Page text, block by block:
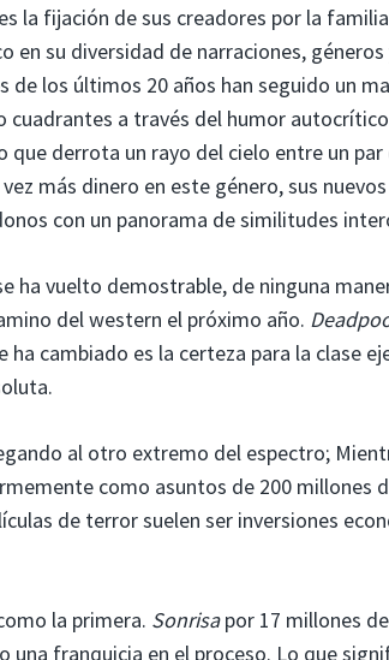
la fijación de sus creadores por la
en su diversidad de narraciones,
de los últimos 20 años han seguido un
cuadrantes a través del humor
que derrota un rayo del cielo entre un
más dinero en este género, sus
con un panorama de similitudes
ha vuelto demostrable, de ninguna
del western el próximo año.
cambiado es la certeza para la clase
al otro extremo del espectro;
como asuntos de 200 millones
de terror suelen ser inversiones
la primera. Sonrisapor 17 millones
una franquicia en el proceso. Lo que